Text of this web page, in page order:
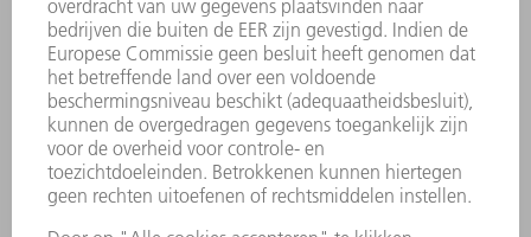
TruTops Cell Shopfloor
Met TruTops Cell Shopfloor kunnen programma’s
eenvoudiger, sneller en veiliger direct op de machine
worden aangepast. De navigatie binnen het NC-
programma wordt hiermee kinderlijk eenvoudig,